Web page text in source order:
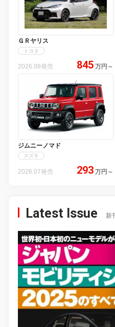
ＧＲヤリス
トヨタ
2026.08発売 845 万円 ～
ジムニーノマド
スズキ
2026.07発売 293 万円 ～
Latest Issue 新